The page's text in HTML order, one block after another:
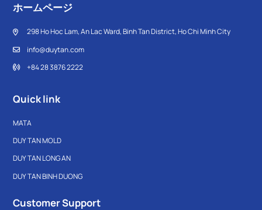
ホームページ
298 Ho Hoc Lam, An Lac Ward, Binh Tan District, Ho Chi Minh City
info@duytan.com
+84 28 3876 2222
Quick link
MATA
DUY TAN MOLD
DUY TAN LONG AN
DUY TAN BINH DUONG
Customer Support